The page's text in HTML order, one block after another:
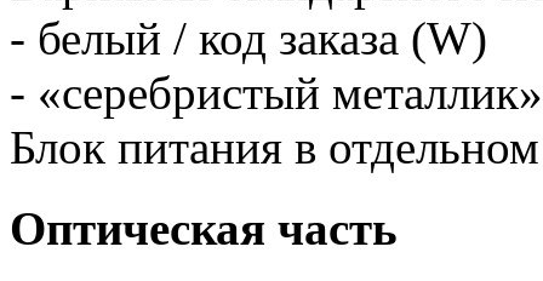
- белый / код заказа (W)
- «серебристый
Блок питания в
Оптическая часть